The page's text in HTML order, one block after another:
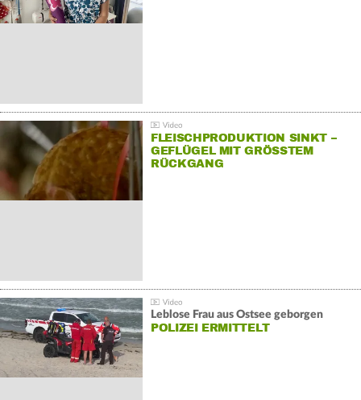
FLEISCHPRODUKTION SINKT –
GEFLÜGEL MIT GRÖSSTEM R
ÜCKGANG
Leblose Frau aus Ostsee geborgen
POLIZEI ERMITTELT